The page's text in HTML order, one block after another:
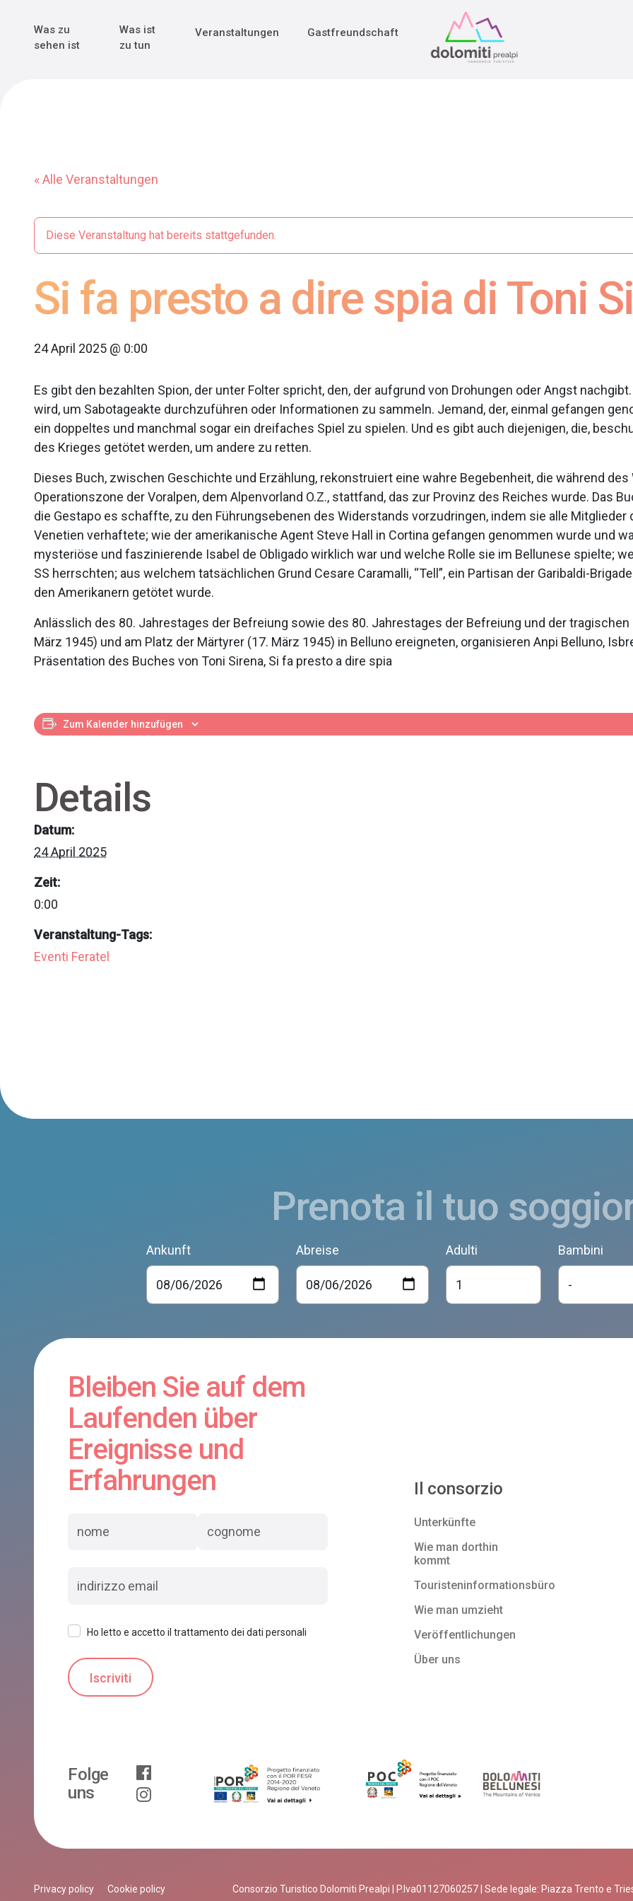
Main Navigation
Was zu
sehen ist
Was ist
zu tun
Veranstaltungen Gastfreundschaft
« Alle Veranstaltungen
Diese Veranstaltung hat bereits stattgefunden.
Si fa presto a dire spia di Toni
24 April 2025 @ 0:00
Es gibt den bezahlten Spion, der unter Folter spricht, den, der aufgrund von Drohungen oder Angst
wird, um Sabotageakte durchzuführen oder Informationen zu sammeln. Jemand, der, einmal gefangen
ein doppeltes und manchmal sogar ein dreifaches Spiel zu spielen. Und es gibt auch diejenigen, die,
des Krieges getötet werden, um andere zu retten.
Dieses Buch, zwischen Geschichte und Erzählung, rekonstruiert eine wahre Begebenheit, die während
Operationszone der Voralpen, dem Alpenvorland O.Z., stattfand, das zur Provinz des Reiches wurde. Das
die Gestapo es schaffte, zu den Führungsebenen des Widerstands vorzudringen, indem sie alle Mitglieder
Venetien verhaftete; wie der amerikanische Agent Steve Hall in Cortina gefangen genommen wurde und
mysteriöse und faszinierende Isabel de Obligado wirklich war und welche Rolle sie im Bellunese spielte;
SS herrschten; aus welchem tatsächlichen Grund Cesare Caramalli, “Tell”, ein Partisan der Garibaldi-
den Amerikanern getötet wurde.
Anlässlich des 80. Jahrestages der Befreiung sowie des 80. Jahrestages der Befreiung und der
März 1945) und am Platz der Märtyrer (17. März 1945) in Belluno ereigneten, organisieren Anpi Belluno,
Präsentation des Buches von Toni Sirena, Si fa presto a dire spia
Zum Kalender hinzufügen
Details
Datum:
24 April 2025
Zeit:
0:00
Veranstaltung-Tags:
Eventi Feratel
Prenota il tuo
Ankunft Abreise Adulti Bambini
Bleiben Sie auf dem
Laufenden über
Ereignisse und
Erfahrungen
Ho letto e accetto il trattamento dei dati personali
Il consorzio
Unterkünfte
Wie man dorthin
kommt
Touristeninformationsbüro
Wie man umzieht
Veröffentlichungen
Über uns
Folge
uns
Privacy policy Cookie policy Consorzio Turistico Dolomiti Prealpi | P.Iva01127060257 | Sede legale: Piazza Trento e